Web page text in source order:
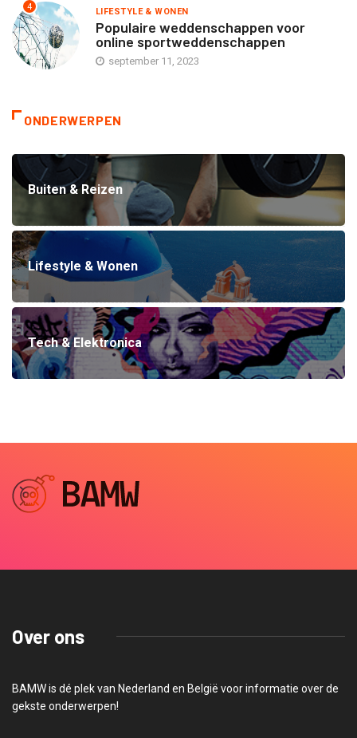
4 LIFESTYLE & WONEN
Populaire weddenschappen voor
online sportweddenschappen
september 11, 2023
ONDERWERPEN
Buiten & Reizen
Lifestyle & Wonen
Tech & Elektronica
Over ons
BAMW is dé plek van Nederland en België voor informatie over de
gekste onderwerpen!